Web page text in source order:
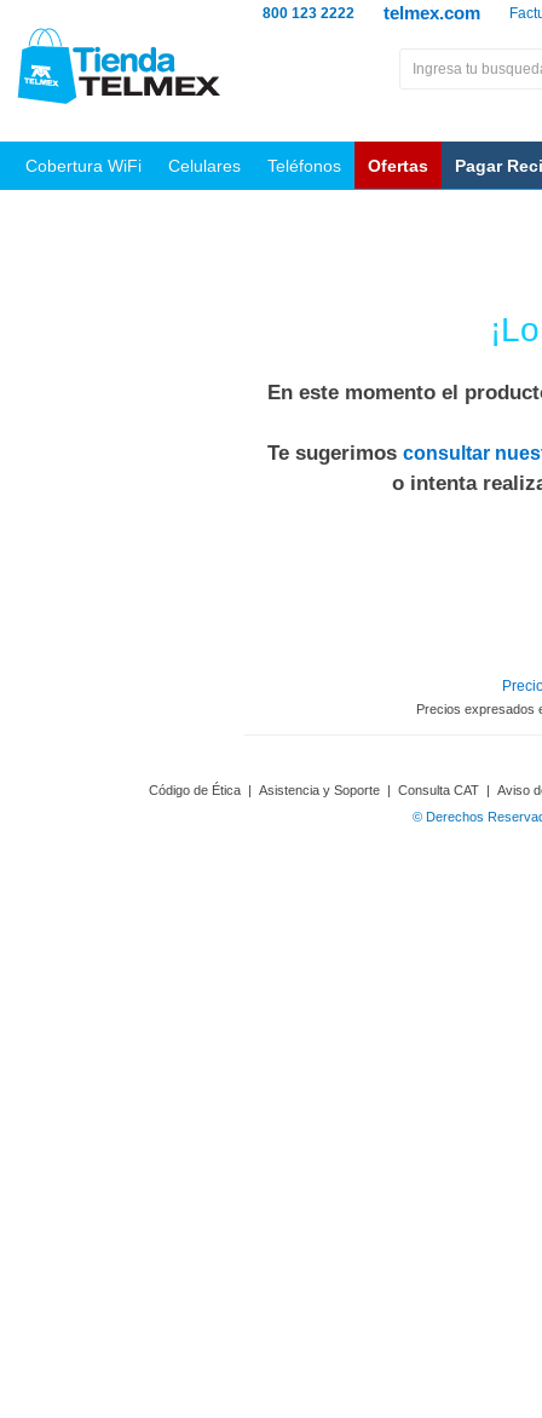
telmex.com
800 123 2222
Cobertura WiFi Celulares Teléfonos Ofertas Pagar
En este momento el
Te sugerimos consultar
o intenta
Precios expresados
Código de Ética | Asistencia y Soporte | Consulta CAT | Aviso
© Derechos